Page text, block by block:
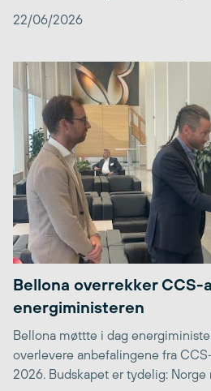
22/06/2026
Bellona overrekker CCS-
energiministeren
Bellona møttte i dag
overlevere anbefalingene fra
2026. Budskapet er tydelig: Norge